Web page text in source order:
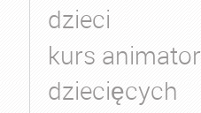
dzieci
kurs
dziecięcych